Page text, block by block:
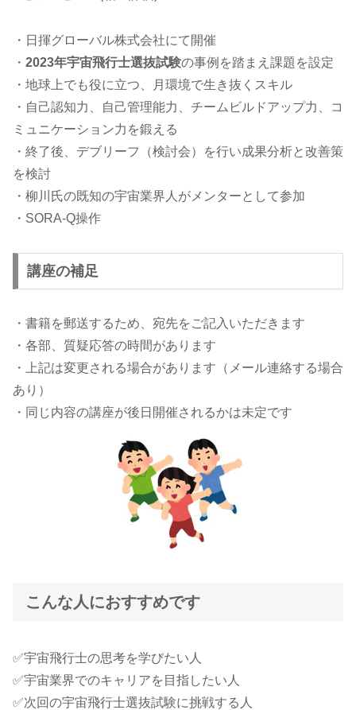
・日揮グローバル株式会社にて開催
・ 2023年宇宙飛行士選抜試験の事例を踏まえ課題を設定
・地球上でも役に立つ、月環境で生き抜くスキル
・自己認知力、自己管理能力、チームビルドアップ力、コ
ミュニケーション力を鍛える
・終了後、デブリーフ（検討会）を行い成果分析と改善策
を検討
・柳川氏の既知の宇宙業界人がメンターとして参加
・SORA-Q操作
講座の補足
・書籍を郵送するため、宛先をご記入いただきます
・各部、質疑応答の時間があります
・上記は変更される場合があります（メール連絡する場合
あり）
・同じ内容の講座が後日開催されるかは未定です
こんな人におすすめです
✅宇宙飛行士の思考を学びたい人
✅宇宙業界でのキャリアを目指したい人
✅次回の宇宙飛行士選抜試験に挑戦する人